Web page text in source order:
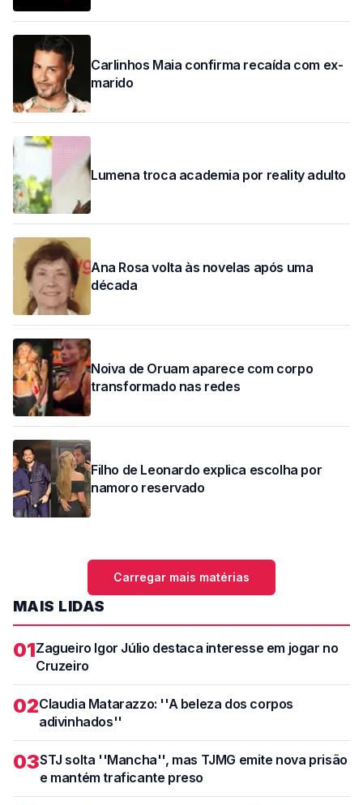
Carlinhos Maia confirma recaída com ex-
marido
Lumena troca academia por reality adulto
Ana Rosa volta às novelas após uma
década
Noiva de Oruam aparece com corpo
transformado nas redes
Filho de Leonardo explica escolha por
namoro reservado
Carregar mais matérias
MAIS LIDAS
01Zagueiro Igor Júlio destaca interesse em jogar no
Cruzeiro
02Claudia Matarazzo: ''A beleza dos corpos
adivinhados''
03STJ solta ''Mancha'', mas TJMG emite nova prisão
e mantém traficante preso